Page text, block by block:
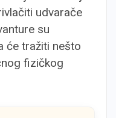
udvarače
su
će tražiti nešto
fizičkog